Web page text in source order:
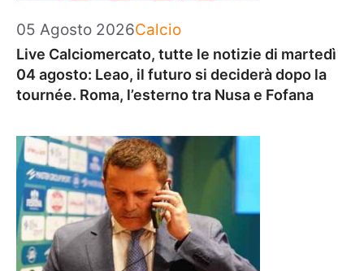
05 Agosto 2026Categorie
Calcio
Live Calciomercato, tutte le notizie di martedì
04 agosto: Leao, il futuro si deciderà dopo la
tournée. Roma, l’esterno tra Nusa e Fofana